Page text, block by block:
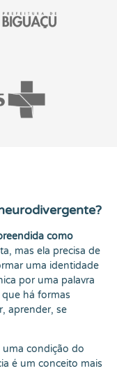
como
mas ela precisa de
uma identidade
por uma palavra
há formas
aprender, se
uma condição do
é um conceito mais